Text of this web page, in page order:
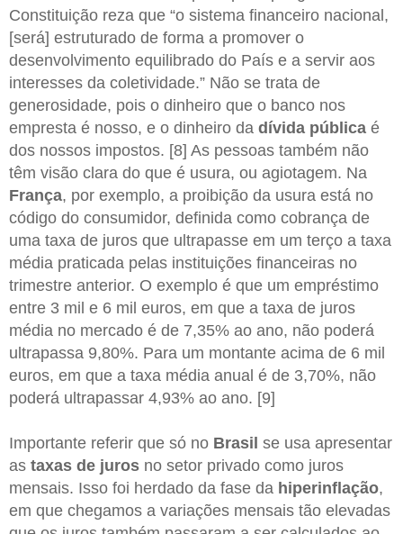
Constituição reza que “o sistema financeiro nacional,
[será] estruturado de forma a promover o
desenvolvimento equilibrado do País e a servir aos
interesses da coletividade.” Não se trata de
generosidade, pois o dinheiro que o banco nos
empresta é nosso, e o dinheiro da dívida pública é
dos nossos impostos. [8] As pessoas também não
têm visão clara do que é usura, ou agiotagem. Na
França, por exemplo, a proibição da usura está no
código do consumidor, definida como cobrança de
uma taxa de juros que ultrapasse em um terço a taxa
média praticada pelas instituições financeiras no
trimestre anterior. O exemplo é que um empréstimo
entre 3 mil e 6 mil euros, em que a taxa de juros
média no mercado é de 7,35% ao ano, não poderá
ultrapassa 9,80%. Para um montante acima de 6 mil
euros, em que a taxa média anual é de 3,70%, não
poderá ultrapassar 4,93% ao ano. [9]
Importante referir que só no Brasil se usa apresentar
as taxas de juros no setor privado como juros
mensais. Isso foi herdado da fase da hiperinflação,
em que chegamos a variações mensais tão elevadas